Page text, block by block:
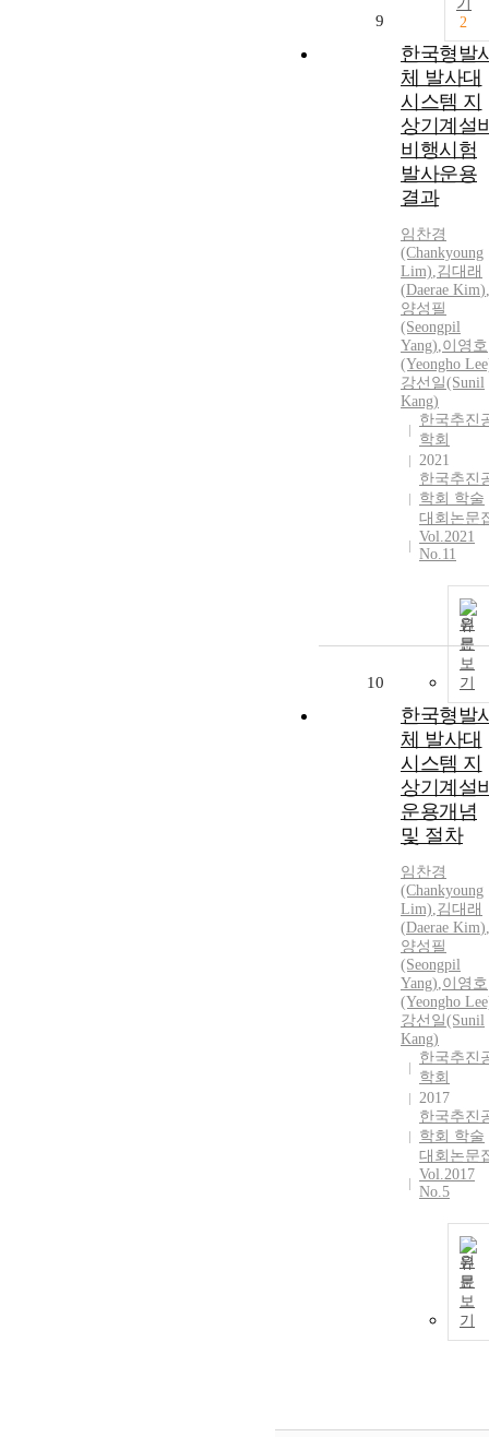
기
2
9
한국형발
체 발사대
시스템 지
상기계설
비행시험
발사운용
결과
임찬경
(Chankyoung
Lim),김대래
(Daerae Kim),
양성필
(Seongpil
Yang),이영호
(Yeongho
강선일(Sunil
Kang)
한국추진
학회
2021
한국추진
학회 학술
대회논문
Vol.2021
No.11
원
문
보
기
10
한국형발
체 발사대
시스템 지
상기계설
운용개념
및 절차
임찬경
(Chankyoung
Lim),김대래
(Daerae Kim),
양성필
(Seongpil
Yang),이영호
(Yeongho
강선일(Sunil
Kang)
한국추진
학회
2017
한국추진
학회 학술
대회논문
Vol.2017
No.5
원
문
보
기